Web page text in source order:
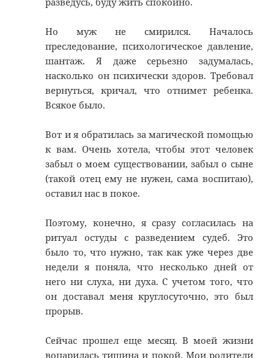
Но муж не смирился. Началось
преследование, психологическое давление,
шантаж. Я даже серьезно задумалась,
насколько он психически здоров. Требовал
вернуться, кричал, что отнимет ребенка.
Всякое было.
Вот и я обратилась за магической помощью
к вам. Очень хотела, чтобы этот человек
забыл о моем существовании, забыл о сыне
(такой отец ему не нужен, сама воспитаю),
оставил нас в покое.
Поэтому, конечно, я сразу согласилась на
ритуал остуды с разведением судеб. Это
было то, что нужно, так как уже через две
недели я поняла, что несколько дней от
него ни слуха, ни духа. С учетом того, что
он доставал меня круглосуточно, это был
прорыв.
Сейчас прошел еще месяц. В моей жизни
воцарилась тишина и покой. Мои родители